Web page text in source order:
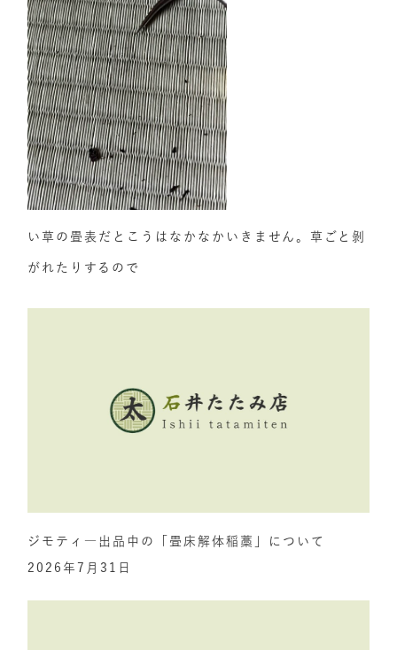
い草の畳表だとこうはなかなかいきません。草ごと剝
がれたりするので
ジモティ―出品中の「畳床解体稲藁」について
2026年7月31日